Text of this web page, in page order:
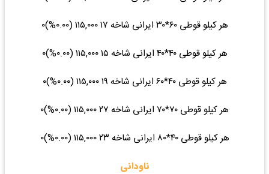
هر کیلو قوطی ۶۰*۳۰ ایرانی شاخه ۱۷ ۱۱۵,۰۰۰ (۰.۰۰%)۰
هر کیلو قوطی ۴۰*۴۰ ایرانی شاخه ۱۵ ۱۱۵,۰۰۰ (۰.۰۰%)۰
هر کیلو قوطی ۴۰*۶۰ ایرانی شاخه ۱۹ ۱۱۵,۰۰۰ (۰.۰۰%)۰
هر کیلو قوطی ۷۰*۷۰ ایرانی شاخه ۲۷ ۱۱۵,۰۰۰ (۰.۰۰%)۰
هر کیلو قوطی ۴۰*۸۰ ایرانی شاخه ۲۳ ۱۱۵,۰۰۰ (۰.۰۰%)۰
ناودانی